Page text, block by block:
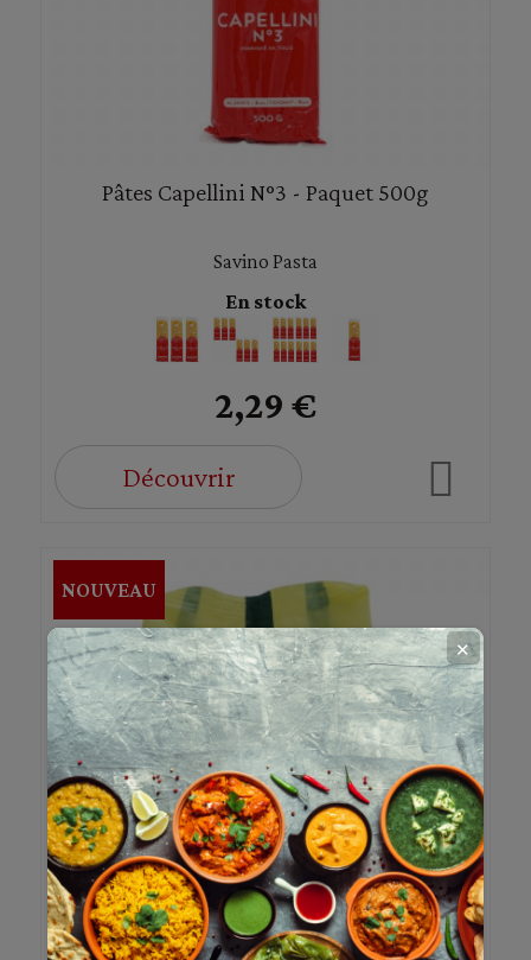
Pâtes Capellini N°3 - Paquet 500g
Savino Pasta
En stock
2,29 €
Découvrir
NOUVEAU
✕